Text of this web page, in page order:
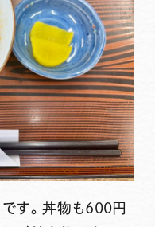
です。丼物も600円